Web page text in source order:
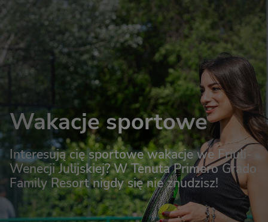
FR
NL
Wakacje sportowe
Interesują cię sportowe wakacje we Friuli-
Wenecji Julijskiej? W Tenuta Primero Grado
Family Resort nigdy się nie znudzisz!